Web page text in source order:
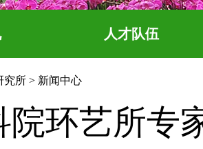
人才队伍
究所 > 新闻中心
院环艺所专